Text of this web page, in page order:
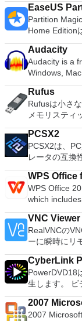
EaseUS
Partition
Home Edition
ーションおよ
ョンの拡張（
理、MBRおよ
クのディスク
ィションのサ
スクとパーテ
ーティション
換パーティシ
Audacity
Audacity is a
Windows,
systems. You can use
tapes and
Vorbis, MP3, WAV or
sounds together. Change the speed or pitch of a
Rufus
Rufusは小さ
メモリスティ
フォーマットおよび作
役立ちます。 Windows、Linux、およびUEFI用の起動可能な
ISOからUSB
合。 OSがインストールされていないシステムで作業する必要
がある場合。 BIOSまたはその他のファームウェアをDOSから
フラッシュす
を実行する必要がある場合
す：Arch
Damn Small
gNewSense
Kubuntu、
OpenSUSE
Rescue Kit、
以降）、
Windows 7、Windows 8。 *こ
ア語、マレー
語、スペイン
PCSX2
PCSX2は、
レータの互換
以上を誇って
いる場合、
アプリケーシ
供するため、
PCで動作するゲー
ーターを使用
プレイステー
ケーション
ハードドライ
す。 主な機能は次のとお
押すだけで、
限のメモリー
8MBから
した。 高解像
WPS Office
WPS Office
which
and
easily be able
Office 2016
French,
languages. To
single click! Despite being a free suite, WPS Office comes
with many
adjustment
converter,
2016
VNC Viewer
RealVNCの
ーに瞬時にリ
またはLinux
使用すると、
ンピューター
ードを制御したりできます。
使用が簡単で
し、指示に従
CyberLink
PowerDVD18
生します。 ビ
ツ、さらには
要なエンターテイメ
ラウンドサウ
2007
PDF or XPS
2007